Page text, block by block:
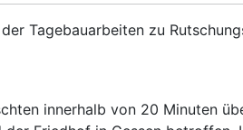
Tagebauarbeiten zu
innerhalb von 20 Minuten